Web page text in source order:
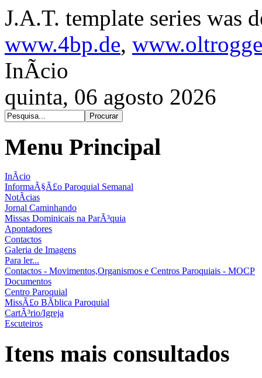
J.A.T. template series was
www.4bp.de,
InÃ­cio
quinta, 06 agosto 2026
Menu Principal
InÃ­cio
InformaÃ§Ã£o Paroquial Semanal
NotÃ­cias
Jornal Caminhando
Missas Dominicais na ParÃ³quia
Apontadores
Contactos
Galeria de Imagens
Para ler...
Contactos - Movimentos,Organismos e Centros Paroquiais - MOCP
Documentos
Centro Paroquial
MissÃ£o BÃ­blica Paroquial
CartÃ³rio/Igreja
Escuteiros
Itens mais consultados